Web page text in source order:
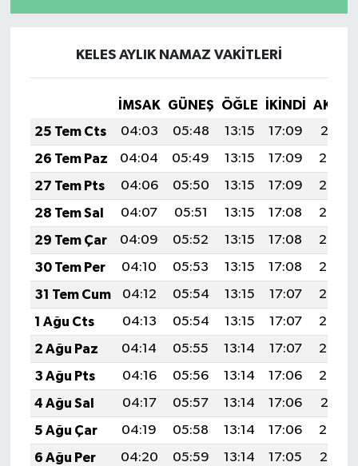
KELES AYLIK NAMAZ VAKITLERI
İMSAK GÜNEŞ ÖĞLE İKINDI
25 Tem Cts
04:03 05:48 13:15 17:09
20:31
26 Tem Paz
04:04 05:49 13:15 17:09
20:30
27 Tem Pts
04:06 05:50 13:15 17:09
20:29
28 Tem Sal
04:07 05:51 13:15 17:08
20:29
29 Tem Çar
04:09 05:52 13:15 17:08
20:28
30 Tem Per
04:10 05:53 13:15 17:08
20:27
31 Tem Cum
04:12 05:54 13:15 17:07
20:26
1 Ağu Cts
04:13 05:54 13:15 17:07
20:25
2 Ağu Paz
04:14 05:55 13:14 17:07
20:24
3 Ağu Pts
04:16 05:56 13:14 17:06
20:22
4 Ağu Sal
04:17 05:57 13:14 17:06
20:21
5 Ağu Çar
04:19 05:58 13:14 17:06
20:20
6 Ağu Per
04:20 05:59 13:14 17:05
20:19